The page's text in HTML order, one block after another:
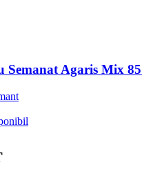
Semanat Agaris Mix